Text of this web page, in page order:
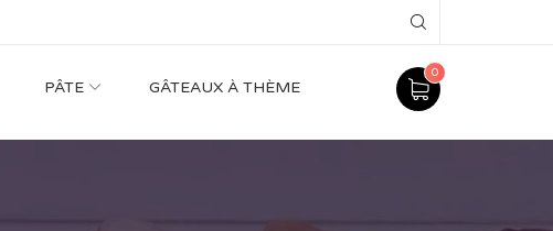
PÂTE GÂTEAUX À THÈME
0